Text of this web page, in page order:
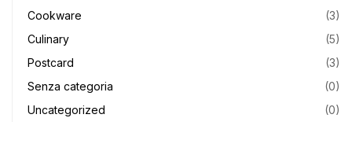
Cookware
(3)
Culinary
(5)
Postcard
(3)
Senza categoria
(0)
Uncategorized
(0)